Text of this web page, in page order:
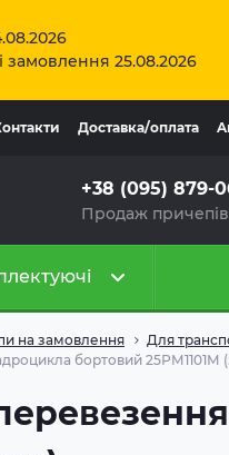
25.08.2026
Доставка/оплата
+38 (095) 879-
Продаж причепів
на замовлення
Для
бортовий 25РМ1101М